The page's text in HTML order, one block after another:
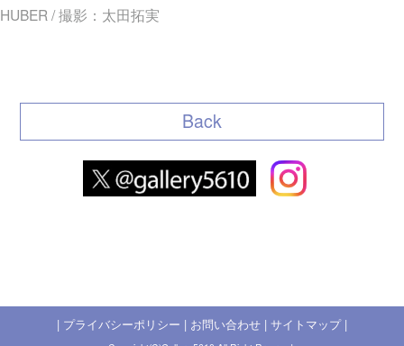
HUBER / 撮影：太田拓実
Back
| プライバシーポリシー | お問い合わせ | サイトマップ |